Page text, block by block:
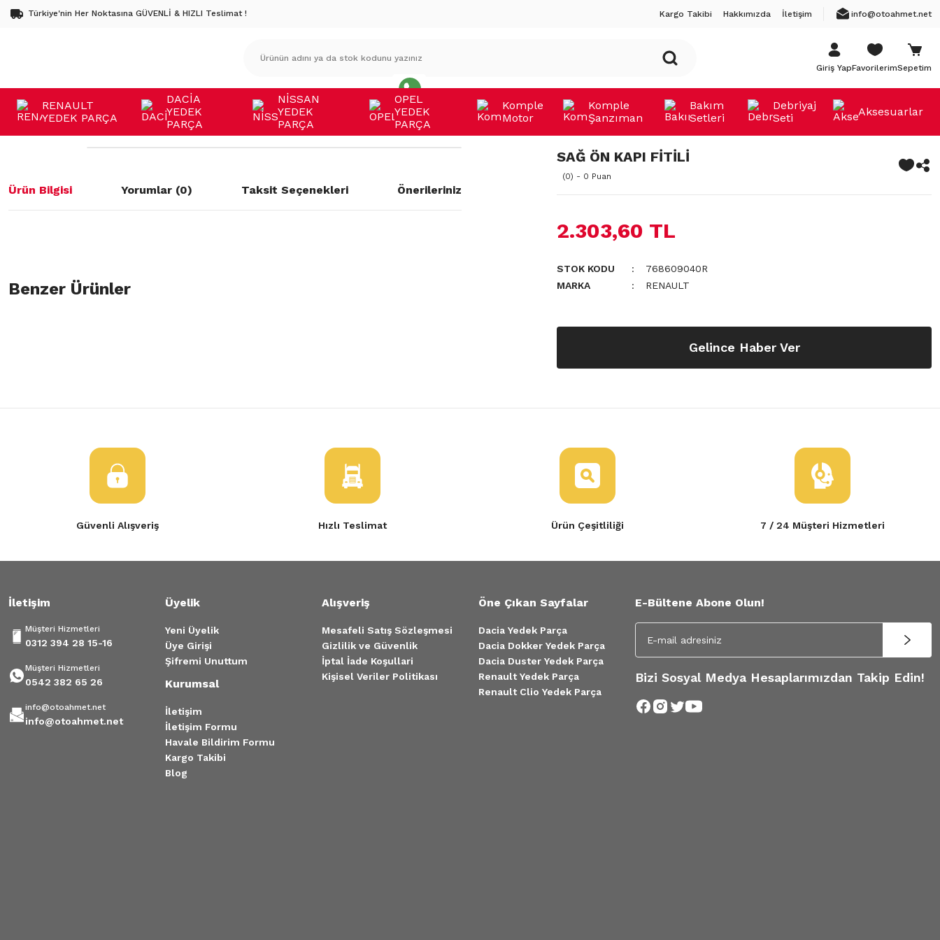
Türkiye'nin Her Noktasına GÜVENLİ & HIZLI Teslimat ! Kargo Takibi Hakkımızda İletişim info@otoahmet.net
Giriş YapFavorilerimSepetim
RENAULT
YEDEK PARÇA
DACİA
YEDEK
PARÇA
NİSSAN
YEDEK
PARÇA
OPEL
YEDEK
PARÇA
Komple
Motor
Komple
Şanzıman
Bakım
Setleri
Debriyaj
Seti
Aksesuarlar
Ürün Bilgisi Yorumlar (0) Taksit Seçenekleri Önerileriniz
öneri formunu kullanarak tarafımıza iletebilirsiniz.
Benzer Ürünler
SAĞ ÖN KAPI FİTİLİ
(0) - 0 Puan
2.303,60 TL
STOK KODU
768609040R
MARKA
RENAULT
Gelince Haber Ver
Güvenli Alışveriş Hızlı Teslimat Ürün Çeşitliliği 7 / 24 Müşteri Hizmetleri
İletişim
Müşteri Hizmetleri
0312 394 28 15-16
Müşteri Hizmetleri
0542 382 65 26
info@otoahmet.net
info@otoahmet.net
Üyelik
Yeni Üyelik
Üye Girişi
Şifremi Unuttum
Kurumsal
İletişim
İletişim Formu
Havale Bildirim Formu
Kargo Takibi
Blog
Alışveriş
Mesafeli Satış Sözleşmesi
Gizlilik ve Güvenlik
İptal İade Koşullari
Kişisel Veriler Politikası
Öne Çıkan Sayfalar
Dacia Yedek Parça
Dacia Dokker Yedek Parça
Dacia Duster Yedek Parça
Renault Yedek Parça
Renault Clio Yedek Parça
E-Bültene Abone Olun!
Bizi Sosyal Medya Hesaplarımızdan Takip Edin!